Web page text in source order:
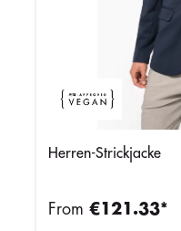
Herren-Strickjacke
From €121.33*